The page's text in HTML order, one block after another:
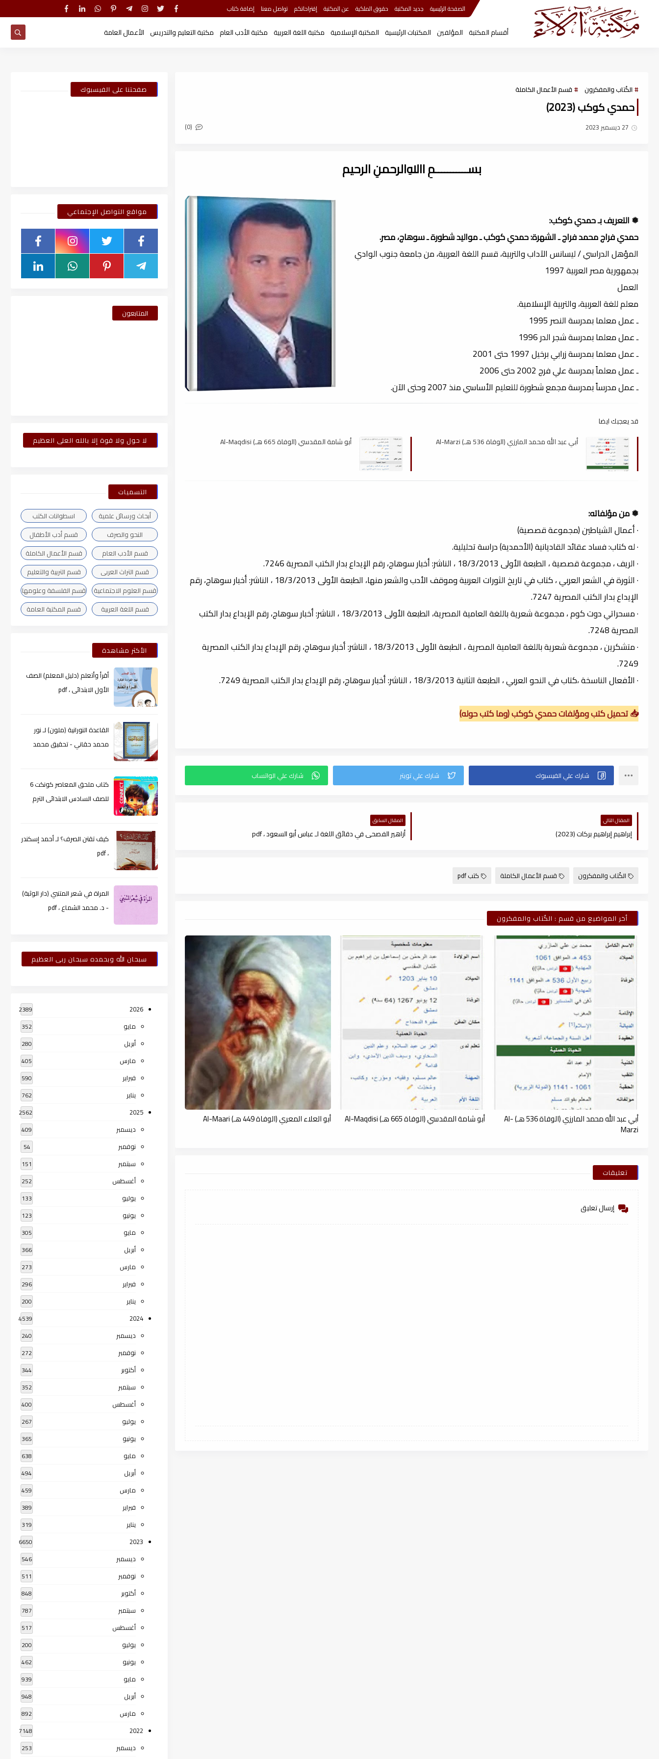
الصفحة الرئيسية جديد المكتبة حقوق الملكية عن المكتبة إقتراحاتكم تواصل معنا إضافة كتاب
أقسام المكتبة المؤلفين المكتبات الرئيسية المكتبة الإسلامية مكتبة اللغة العربية مكتبة الأدب العام مكتبة التعليم والتدريس الأعمال العامة
الكُتاب والمفكرون قسم الأعمال الكاملة
حمدي كوكب (2023)
27 ديسمبر 2023 (0)
بســـــــــــمِ اﷲِالرحمنِ الرحيم
❅ التعريف بـ حمدي كوكب:
حمدي فراج محمد فراج ـ الشهرة: حمدي كوكب ـ مواليد شطورة ـ سوهاج، مصر.
المؤهل الدراسي / ليسانس الآداب والتربية، قسم اللغة العربية، من جامعة جنوب الوادي
بجمهورية مصر العربية 1997
العمل
معلم للغة العربية، والتربية الإسلامية.
ـ عمل معلما بمدرسة النصر 1995
ـ عمل معلما بمدرسة شجر الدر 1996
ـ عمل معلما بمدرسة زرابي برخيل 1997 حتى 2001
ـ عمل معلماً بمدرسة علي فرج 2002 حتى 2006
ـ عمل مدرساً بمدرسة مجمع شطورة للتعليم الأساسي منذ 2007 وحتى الآن.
قد يعجبك ايضا
أبي عبد الله محمد المارزي (الوفاة 536 هـ) Al-Marzi
أبو شامة المقدسي (الوفاة 665 هـ) Al-Maqdisi
❅ من مؤلفاته:
· أعمال الشياطين (مجموعة قصصية)
· له كتاب: فساد عقائد القاديانية (الأحمدية) دراسة تحليلية.
· الريف ، مجموعة قصصية ، الطبعة الأولى 18/3/2013 ، الناشر: أخبار سوهاج، رقم الإيداع بدار الكتب المصرية 7246.
· الثورة في الشعر العربي ، كتاب في تاريخ الثورات العربية وموقف الأدب والشعر منها، الطبعة الأولى 18/3/2013 ، الناشر: أخبار سوهاج، رقم
الإيداع بدار الكتب المصرية 7247.
· مسحراتي دوت كوم ، مجموعة شعرية باللغة العامية المصرية، الطبعة الأولى 18/3/2013 ، الناشر: أخبار سوهاج، رقم الإيداع بدار الكتب
المصرية 7248.
· متشكرين ، مجموعة شعرية باللغة العامية المصرية ، الطبعة الأولى 18/3/2013 ، الناشر: أخبار سوهاج، رقم الإيداع بدار الكتب المصرية
7249.
· الأفعال الناسخة ،كتاب في النحو العربي ، الطبعة الثانية 18/3/2013 ، الناشر: أخبار سوهاج، رقم الإيداع بدار الكتب المصرية 7249.
📥 تحميل كتب ومؤلفات حمدي كوكب (وما كتب حوله)
المقال التالي
إبراهيم إبراهيم بركات (2023)
المقال السابق
أزاهير الفصحى في دقائق اللغة لـ عباس أبو السعود ، pdf
الكُتاب والمفكرون قسم الأعمال الكاملة كتب pdf
أخر المواضيع من قسم : الكُتاب والمفكرون
أبي عبد الله محمد المارزي (الوفاة 536 هـ) Al-
Marzi
أبو شامة المقدسي (الوفاة 665 هـ) Al-Maqdisi أبو العلاء المعري (الوفاة 449 هـ) Al-Maari
تعليقات
إرسال تعليق
صفحتنا على الفيسبوك
مواقع التواصل الإجتماعي
المتابعون
لا حول ولا قوة إلا بالله العلى العظيم
التسميات
أبحاث ورسائل علمية
اسطوانات الكتب
النحو والصرف
قسم أدب الأطفال
قسم الأدب العام
قسم الأعمال الكاملة
قسم التراث العربى
قسم التربية والتعليم
قسم العلوم الاجتماعية
قسم الفلسفة وعلومها
قسم اللغة العربية
قسم المكتبة العامة
الأكثر مشاهدة
أقرأ وأتعلم (دليل المعلم) الصف
الأول الابتدائى ، pdf
القاعدة النورانية (ملون) لـ نور
محمد حقاني - تحقيق محمد
كتاب ملحق المعاصر كونكت 6
للصف السادس الابتدائى الترم
كيف تقتن الصرف؟ لـ أحمد إسكندر
، pdf
المراة في شعر المتنبي (دار الوثبة)
- د. محمد الشماع ، pdf
سبحان الله وبحمده سبحان ربى العظيم
2026
2389
مايو 352
أبريل 280
مارس 405
فبراير 590
يناير 762
2025
2562
ديسمبر 409
نوفمبر 54
سبتمبر 151
أغسطس 252
يوليو 133
يونيو 123
مايو 305
أبريل 366
مارس 273
فبراير 296
يناير 200
2024
4539
ديسمبر 240
نوفمبر 272
أكتوبر 344
سبتمبر 352
أغسطس 400
يوليو 267
يونيو 365
مايو 638
أبريل 494
مارس 459
فبراير 389
يناير 319
2023
6650
ديسمبر 546
نوفمبر 511
أكتوبر 848
سبتمبر 787
أغسطس 517
يوليو 200
يونيو 462
مايو 939
أبريل 948
مارس 892
2022
7148
ديسمبر 253